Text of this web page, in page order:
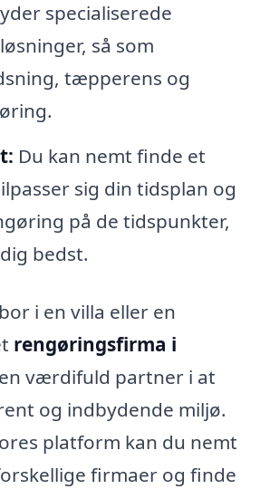
specialiserede
så som
tæpperens og
Du kan nemt finde et
sig din tidsplan og
på de tidspunkter,
bedst.
i en villa eller en
rengøringsfirma i
værdifuld partner i at
og indbydende miljø.
platform kan du nemt
firmaer og finde